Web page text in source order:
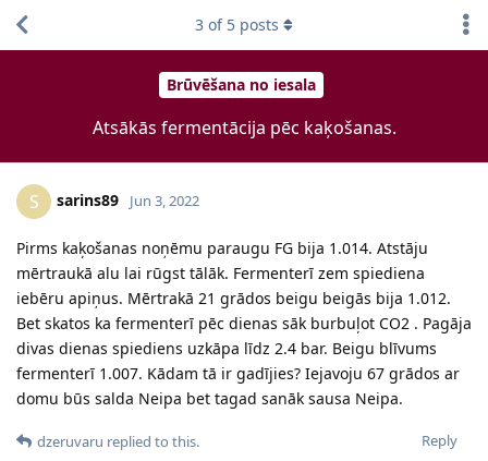
Brūvēšana no iesala
Atsākās fermentācija pēc kaķošanas.
3 of 5 posts
S sarins89 Jun 3, 2022
Pirms kaķošanas noņēmu paraugu FG bija 1.014. Atstāju
mērtraukā alu lai rūgst tālāk. Fermenterī zem spiediena
iebēru apiņus. Mērtrakā 21 grādos beigu beigās bija 1.012.
Bet skatos ka fermenterī pēc dienas sāk burbuļot CO2 . Pagāja
divas dienas spiediens uzkāpa līdz 2.4 bar. Beigu blīvums
fermenterī 1.007. Kādam tā ir gadījies? Iejavoju 67 grādos ar
domu būs salda Neipa bet tagad sanāk sausa Neipa.
Reply
dzeruvaru replied to this.